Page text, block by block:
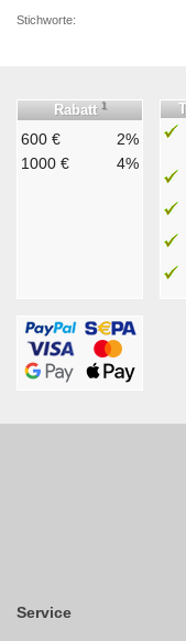
Stichworte:
Rabatt 1
600 €
2%
1000 €
4%
Service